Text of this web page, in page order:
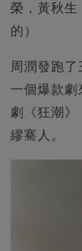
榮，黃秋生
的）
周潤發跑
一個爆款
劇《狂潮》
繆騫人。